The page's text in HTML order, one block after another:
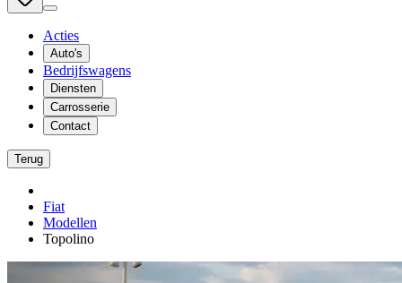
Acties
Auto's
Bedrijfswagens
Diensten
Carrosserie
Contact
Terug
Fiat
Modellen
Topolino